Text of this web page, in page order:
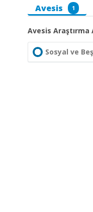
Avesis 1
Avesis Araştırma
Sosyal ve